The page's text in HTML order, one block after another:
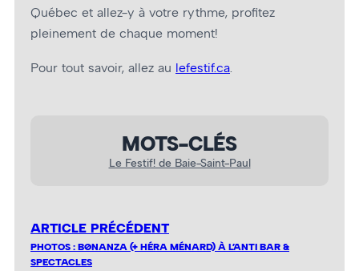
Québec et allez-y à votre rythme, profitez
pleinement de chaque moment!
Pour tout savoir, allez au lefestif.ca
MOTS-CLÉS
Le Festif! de Baie-Saint-Paul
ARTICLE PRÉCÉDENT
PHOTOS : BØNANZA (+ HÉRA MÉNARD) À L’ANTI BAR &
SPECTACLES